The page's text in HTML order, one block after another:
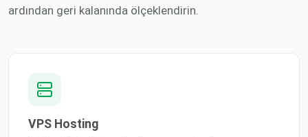
ardından geri kalanında ölçeklendirin.
VPS Hosting